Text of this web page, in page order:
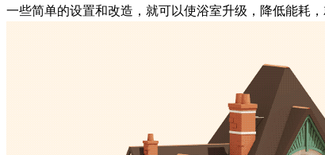
一些简单的设置和改造，就可以使浴室升级，降低能耗